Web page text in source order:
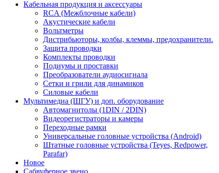
Кабельная продукция и аксессуары
RCA (Межблочные кабели)
Акустические кабели
Вольтметры
Дистрибьюторы, колбы, клеммы, предохранители.
Защита проводки
Комплекты проводки
Подиумы и проставки
Преобразователи аудиосигнала
Сетки и грили для динамиков
Силовые кабели
Мультимедиа (ШГУ) и доп. оборудование
Автомагнитолы (1DIN / 2DIN)
Видеорегистраторы и камеры
Переходные рамки
Универсальные головные устройства (Android)
Штатные головные устройства (Teyes, Redpower,
Parafar)
Новое
Сабвуферное звено